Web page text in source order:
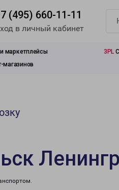
(495) 660-11-11
в личный кабинет
маркетплейсы 3PL
магазинов